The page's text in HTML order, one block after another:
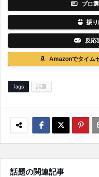
プロ
振
反応
Amazonでタイム
Tags 話題
話題の関連記事